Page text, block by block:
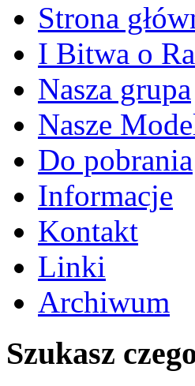
Strona
I Bitwa o
Nasza grupa
Nasze
Do pobrania
Informacje
Kontakt
Linki
Archiwum
Szukasz